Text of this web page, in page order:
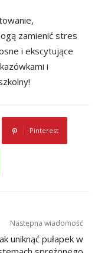
zamienić stres
i ekscytujące
i
Pinterest
Następna wiadomość
uniknąć pułapek w